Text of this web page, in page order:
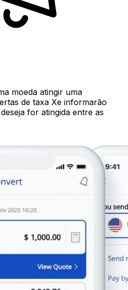
moeda atingir uma
de taxa Xe informarão
for atingida entre as